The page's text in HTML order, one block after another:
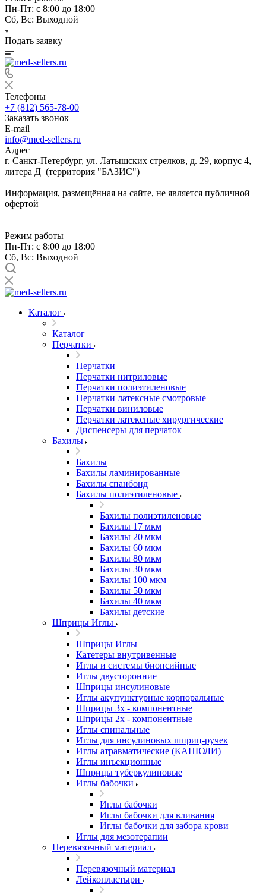
Пн-Пт: с 8:00 до 18:00
Сб, Вс: Выходной
Подать заявку
Телефоны
+7 (812) 565-78-00
Заказать звонок
E-mail
info@med-sellers.ru
Адрес
г. Санкт-Петербург, ул. Латышских стрелков, д. 29, корпус 4,
литера Д (территория "БАЗИС")
Информация, размещённая на сайте, не является публичной
офертой
Режим работы
Пн-Пт: с 8:00 до 18:00
Сб, Вс: Выходной
Каталог
Каталог
Перчатки
Перчатки
Перчатки нитриловые
Перчатки полиэтиленовые
Перчатки латексные смотровые
Перчатки виниловые
Перчатки латексные хирургические
Диспенсеры для перчаток
Бахилы
Бахилы
Бахилы ламинированные
Бахилы спанбонд
Бахилы полиэтиленовые
Бахилы полиэтиленовые
Бахилы 17 мкм
Бахилы 20 мкм
Бахилы 60 мкм
Бахилы 80 мкм
Бахилы 30 мкм
Бахилы 100 мкм
Бахилы 50 мкм
Бахилы 40 мкм
Бахилы детские
Шприцы Иглы
Шприцы Иглы
Катетеры внутривенные
Иглы и системы биопсийные
Иглы двусторонние
Шприцы инсулиновые
Иглы акупунктурные корпоральные
Шприцы 3х - компонентные
Шприцы 2х - компонентные
Иглы спинальные
Иглы для инсулиновых шприц-ручек
Иглы атравматические (КАНЮЛИ)
Иглы инъекционные
Шприцы туберкулиновые
Иглы бабочки
Иглы бабочки
Иглы бабочки для вливания
Иглы бабочки для забора крови
Иглы для мезотерапии
Перевязочный материал
Перевязочный материал
Лейкопластыри